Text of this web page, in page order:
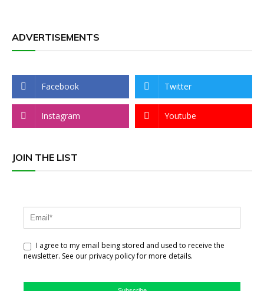
ADVERTISEMENTS
Facebook Twitter
Instagram Youtube
JOIN THE LIST
I agree to my email being stored and used to receive the
newsletter. See our privacy policy for more details.